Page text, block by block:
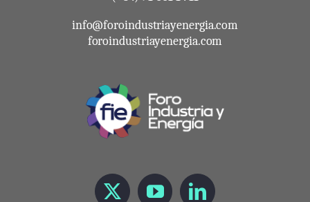
info@foroindustriayenergia.com
foroindustriayenergia.com